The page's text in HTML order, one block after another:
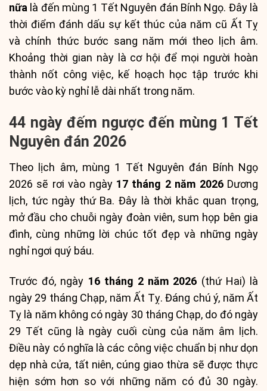
nữa là đến mùng 1 Tết Nguyên đán Bính Ngọ. Đây là
thời điểm đánh dấu sự kết thúc của năm cũ Ất Tỵ
và chính thức bước sang năm mới theo lịch âm.
Khoảng thời gian này là cơ hội để mọi người hoàn
thành nốt công việc, kế hoạch học tập trước khi
bước vào kỳ nghỉ lễ dài nhất trong năm.
44 ngày đếm ngược đến mùng 1 Tết
Nguyên đán 2026
Theo lịch âm, mùng 1 Tết Nguyên đán Bính Ngọ
2026 sẽ rơi vào ngày 17 tháng 2 năm 2026Dương
lịch, tức ngày thứ Ba. Đây là thời khắc quan trọng,
mở đầu cho chuỗi ngày đoàn viên, sum họp bên gia
đình, cùng những lời chúc tốt đẹp và những ngày
nghỉ ngơi quý báu.
Trước đó, ngày 16 tháng 2 năm 2026 (thứ Hai) là
ngày 29 tháng Chạp, năm Ất Tỵ. Đáng chú ý, năm Ất
Tỵ là năm không có ngày 30 tháng Chạp, do đó ngày
29 Tết cũng là ngày cuối cùng của năm âm lịch.
Điều này có nghĩa là các công việc chuẩn bị như dọn
dẹp nhà cửa, tất niên, cúng giao thừa sẽ được thực
hiện sớm hơn so với những năm có đủ 30 ngày.